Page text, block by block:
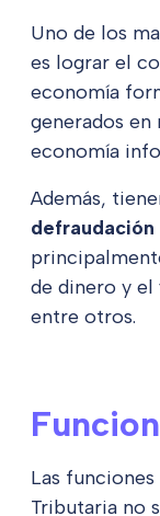
Uno de los
es lograr el
economía
generados en
economía
Además,
defraudación
de dinero y
entre otros.
Las
Tributaria no